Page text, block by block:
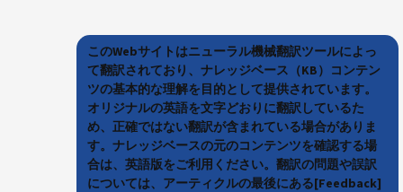
このWebサイトはニューラル機械翻訳ツールによっ
て翻訳されており、ナレッジベース（KB）コンテン
ツの基本的な理解を目的として提供されています。
オリジナルの英語を文字どおりに翻訳しているた
め、正確ではない翻訳が含まれている場合がありま
す。ナレッジベースの元のコンテンツを確認する場
合は、英語版をご利用ください。翻訳の問題や誤訳
については、アーティクルの最後にある[Feedback]